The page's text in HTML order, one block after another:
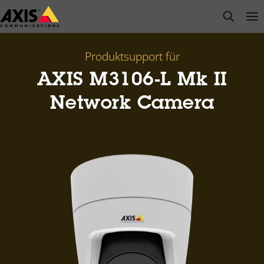
Zum
Hauptinhalt
open
Produktsupport für
AXIS M3106-L Mk II
Network Camera